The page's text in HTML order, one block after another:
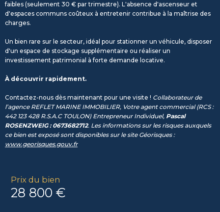
faibles (seulement 30 € par trimestre). L'absence d'ascenseur et
d'espaces communs coûteux à entretenir contribue à la maîtrise des
charges.
Un bien rare sur le secteur, idéal pour stationner un véhicule, disposer
d'un espace de stockage supplémentaire ou réaliser un
investissement patrimonial à forte demande locative.
À découvrir rapidement.
Contactez-nous dès maintenant pour une visite ! Collaborateur de
l’agence REFLET MARINE IMMOBILIER, Votre agent commercial (RCS :
442 123 428 R.S.A.C TOULON) Entrepreneur Individuel, Pascal
ROSENZWEIG : 0673682712. Les informations sur les risques auxquels
ce bien est exposé sont disponibles sur le site Géorisques :
www.georisques.gouv.fr
Prix du bien
28 800 €